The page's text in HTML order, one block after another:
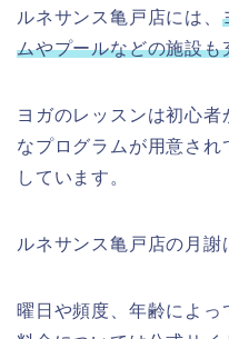
ルネサンス亀戸店には、
ムやプールなどの施設も
ヨガのレッスンは初心者
なプログラムが用意さ
しています。
ルネサンス亀戸店の月謝
曜日や頻度、年齢によ